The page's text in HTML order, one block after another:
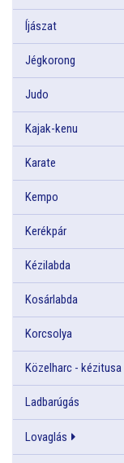
Íjászat
Jégkorong
Judo
Kajak-kenu
Karate
Kempo
Kerékpár
Kézilabda
Kosárlabda
Korcsolya
Közelharc - kézitusa
Ladbarúgás
Lovaglás